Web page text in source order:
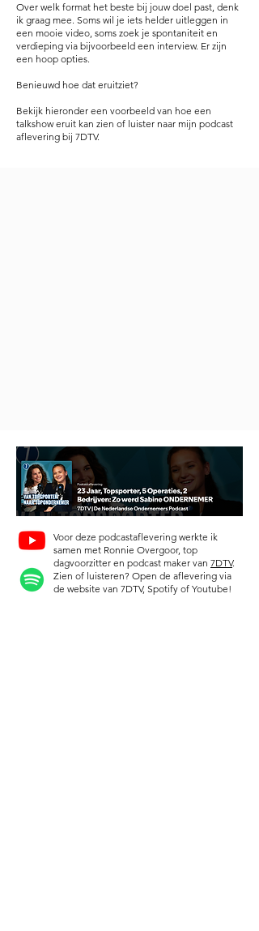
Over welk format het beste bij jouw doel past, denk
ik graag mee. Soms wil je iets helder uitleggen in
een mooie video, soms zoek je spontaniteit en
verdieping via bijvoorbeeld een interview. Er zijn
een hoop opties.
Benieuwd hoe dat eruitziet?
Bekijk hieronder een voorbeeld van hoe een
talkshow eruit kan zien of luister naar mijn podcast
aflevering bij 7DTV.
Voor deze podcastaflevering werkte ik
samen met Ronnie Overgoor, top
dagvoorzitter en podcast maker van 7DTV.
Zien of luisteren? Open de aflevering via
de website van 7DTV, Spotify of Youtube!